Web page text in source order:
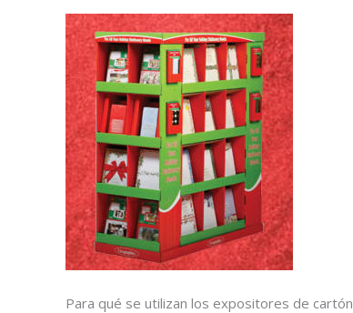
Para qué se utilizan los expositores de cartón